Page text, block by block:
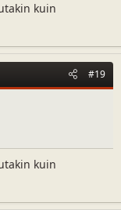
kuin
#19
kuin